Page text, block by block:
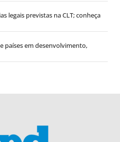
legais previstas na CLT; conheça
países em desenvolvimento,